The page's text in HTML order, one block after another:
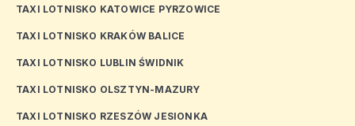
TAXI LOTNISKO KATOWICE PYRZOWICE
TAXI LOTNISKO KRAKÓW BALICE
TAXI LOTNISKO LUBLIN ŚWIDNIK
TAXI LOTNISKO OLSZTYN-MAZURY
TAXI LOTNISKO RZESZÓW JESIONKA